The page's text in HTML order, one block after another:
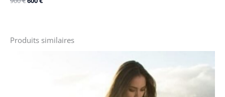
Produits similaires